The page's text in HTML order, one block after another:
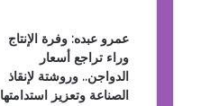
عمرو عبده: وفرة الإنتاج
وراء تراجع أسعار
الدواجن.. وروشتة لإنقاذ
الصناعة وتعزيز استدامتها